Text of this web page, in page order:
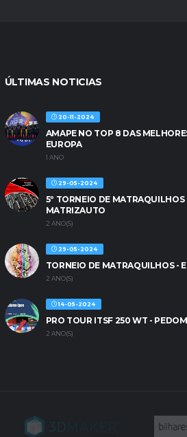
ÚLTIMAS NOTICIAS
20-11-2024
AMAPE NO TOP 8 DAS
EUROPA
1 ANO
29-05-2024
5º TORNEIO DE MATRAQUILHOS
MATRIZAUTO
2 ANO(S)
29-05-2024
TORNEIO DE MATRAQUILHOS -
2 ANO(S)
14-05-2024
PRO TOUR ITSF 250 WT -
2 ANO(S)